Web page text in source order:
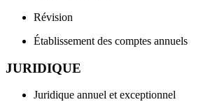
Révision
Établissement des comptes annuels
JURIDIQUE
Juridique annuel et exceptionnel